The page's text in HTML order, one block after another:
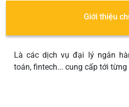
Giới thiệu
Là các dịch vụ đại lý ngân
toán, fintech... cung cấp tới